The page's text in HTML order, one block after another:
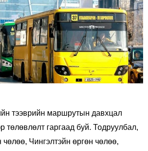
тээврийн маршрутын давхцал
төлөвлөлт гаргаад буй. Тодруулбал,
Чингэлтэйн өргөн чөлөө,